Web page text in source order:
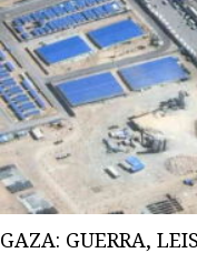
GAZA: GUERRA,